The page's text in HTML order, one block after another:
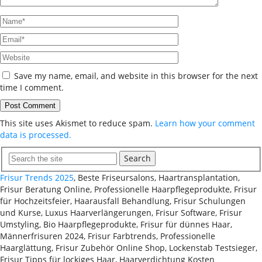
Save my name, email, and website in this browser for the next
time I comment.
This site uses Akismet to reduce spam. Learn how your comment
data is processed.
Search
Frisur Trends 2025, Beste Friseursalons, Haartransplantation,
Frisur Beratung Online, Professionelle Haarpflegeprodukte, Frisur
für Hochzeitsfeier, Haarausfall Behandlung, Frisur Schulungen
und Kurse, Luxus Haarverlängerungen, Frisur Software, Frisur
Umstyling, Bio Haarpflegeprodukte, Frisur für dünnes Haar,
Männerfrisuren 2024, Frisur Farbtrends, Professionelle
Haarglättung, Frisur Zubehör Online Shop, Lockenstab Testsieger,
Frisur Tipps für lockiges Haar, Haarverdichtung Kosten